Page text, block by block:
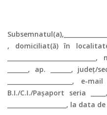
, domiciliat(ă) în localitatea
_______, ap. _______, județ/
______________________, e-
B.I./C.I./Pașaport seria
____________________, la data de